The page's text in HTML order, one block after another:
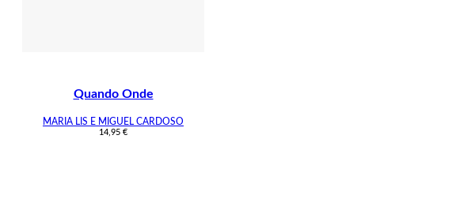
Quando Onde
MARIA LIS E MIGUEL CARDOSO
14,95 €